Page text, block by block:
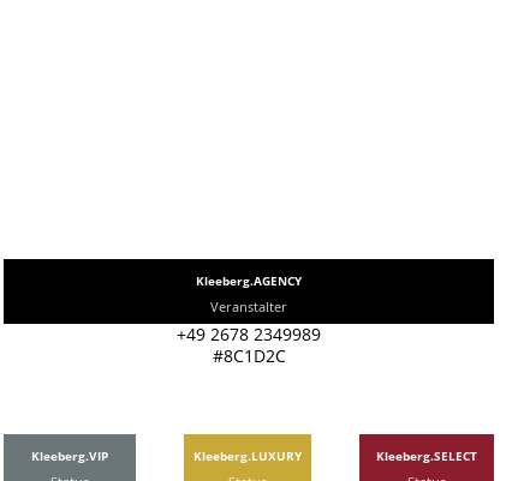
Kleeberg.AGENCY
Veranstalter
+49 2678 2349989
#8C1D2C
Kleeberg.VIP Kleeberg.LUXURY Kleeberg.SELECT